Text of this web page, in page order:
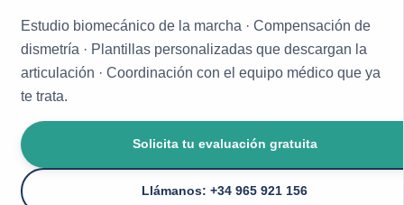
Estudio biomecánico de la marcha · Compensación de
dismetría · Plantillas personalizadas que descargan la
articulación · Coordinación con el equipo médico que ya
te trata.
Solicita tu evaluación gratuita
Llámanos: +34 965 921 156